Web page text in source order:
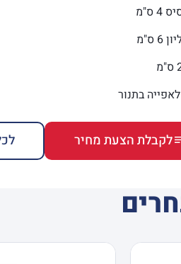
ס"מ
ס"מ
בתנור
לקבלת הצעת מחיר